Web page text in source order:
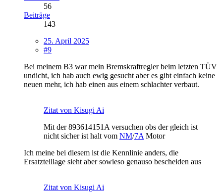
56
Beiträge
143
25. April 2025
#9
Bei meinem B3 war mein Bremskraftregler beim letzten TÜV
undicht, ich hab auch ewig gesucht aber es gibt einfach keine
neuen mehr, ich hab einen aus einem schlachter verbaut.
Zitat von Kisugi Ai
Mit der 893614151A versuchen obs der gleich ist
nicht sicher ist halt vom NM/7A Motor
Ich meine bei diesem ist die Kennlinie anders, die
Ersatzteillage sieht aber sowieso genauso bescheiden aus
Zitat von Kisugi Ai